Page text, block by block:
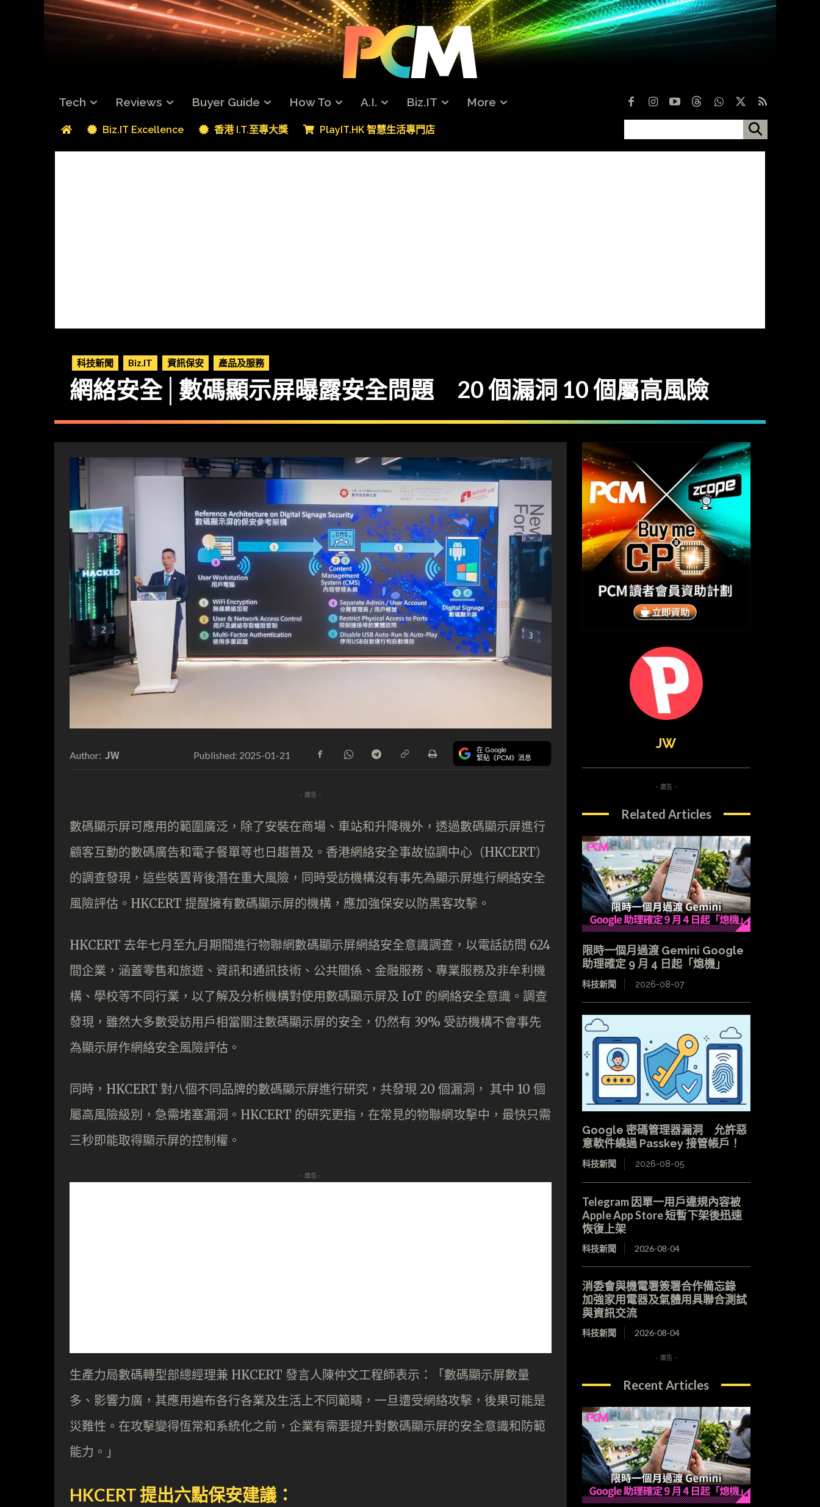
Tech Reviews Buyer Guide How To A.I. Biz.IT More
Biz.IT Excellence 香港 I.T.至專大獎 PlayIT.HK 智慧生活專門店
科技新聞 Biz.IT 資訊保安 產品及服務
網絡安全│數碼顯示屏曝露安全問題 20 個漏洞 10 個屬高風險
Author: JW Published: 2025-01-21 在 Google
緊貼《PCM》消息
- 廣告 -
數碼顯示屏可應用的範圍廣泛，除了安裝在商場、車站和升降機外，透過數碼顯示屏進行
顧客互動的數碼廣告和電子餐單等也日趨普及。香港網絡安全事故協調中心（HKCERT）
的調查發現，這些裝置背後潛在重大風險，同時受訪機構沒有事先為顯示屏進行網絡安全
風險評估​。HKCERT 提醒擁有數碼顯示屏的機構，應加強保安以防黑客攻擊。
HKCERT 去年七月至九月期間進行物聯網數碼顯示屏網絡安全意識調查，以電話訪問 624
間企業，涵蓋零售和旅遊、資訊和通訊技術、公共關係、金融服務、專業服務及非牟利機
構、學校等不同行業，以了解及分析機構對使用數碼顯示屏及 IoT 的網絡安全意識。調查
發現，雖然大多數受訪用戶相當關注數碼顯示屏的安全，仍然有 39% 受訪機構不會事先
為顯示屏作網絡安全風險評估。
同時，HKCERT 對八個不同品牌的數碼顯示屏進行研究，共發現 20 個漏洞， 其中 10 個
屬高風險級別，急需堵塞漏洞。HKCERT 的研究更指，在常見的物聯網攻擊中，最快只需
三秒即能取得顯示屏的控制權。
- 廣告 -
生產力局數碼轉型部總經理兼 HKCERT 發言人陳仲文工程師表示：「數碼顯示屏數量
多、影響力廣，其應用遍布各行各業及生活上不同範疇，一旦遭受網絡攻擊，後果可能是
災難性。在攻擊變得恆常和系統化之前，企業有需要提升對數碼顯示屏的安全意識和防範
能力。」
HKCERT 提出六點保安建議：
JW
- 廣告 -
Related Articles
限時一個月過渡 Gemini Google
助理確定 9 月 4 日起「熄機」
科技新聞 2026-08-07
Google 密碼管理器漏洞 允許惡
意軟件繞過 Passkey 接管帳戶！
科技新聞 2026-08-05
Telegram 因單一用戶違規內容被
Apple App Store 短暫下架後迅速
恢復上架
科技新聞 2026-08-04
消委會與機電署簽署合作備忘錄
加強家用電器及氣體用具聯合測試
與資訊交流
科技新聞 2026-08-04
- 廣告 -
Recent Articles